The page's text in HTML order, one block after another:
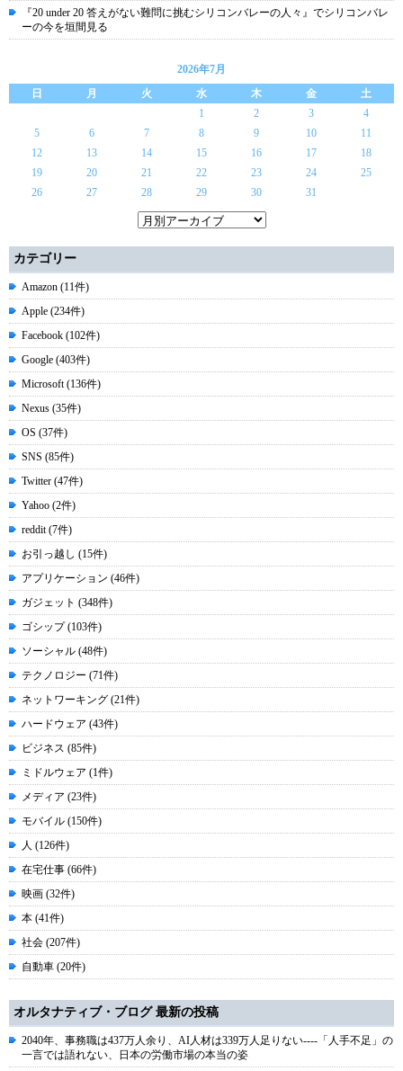
『20 under 20 答えがない難問に挑むシリコンバレーの人々』でシリコンバレ
ーの今を垣間見る
2026年7月
日
月 火 水 木 金
土
1
2 3
4
5
6 7 8 9 10
11
12
13 14 15 16 17
18
19
20 21 22 23 24
25
26
27 28 29 30 31
カテゴリー
Amazon (11件)
Apple (234件)
Facebook (102件)
Google (403件)
Microsoft (136件)
Nexus (35件)
OS (37件)
SNS (85件)
Twitter (47件)
Yahoo (2件)
reddit (7件)
お引っ越し (15件)
アプリケーション (46件)
ガジェット (348件)
ゴシップ (103件)
ソーシャル (48件)
テクノロジー (71件)
ネットワーキング (21件)
ハードウェア (43件)
ビジネス (85件)
ミドルウェア (1件)
メディア (23件)
モバイル (150件)
人 (126件)
在宅仕事 (66件)
映画 (32件)
本 (41件)
社会 (207件)
自動車 (20件)
オルタナティブ・ブログ 最新の投稿
2040年、事務職は437万人余り、AI人材は339万人足りない----「人手不足」の
一言では語れない、日本の労働市場の本当の姿